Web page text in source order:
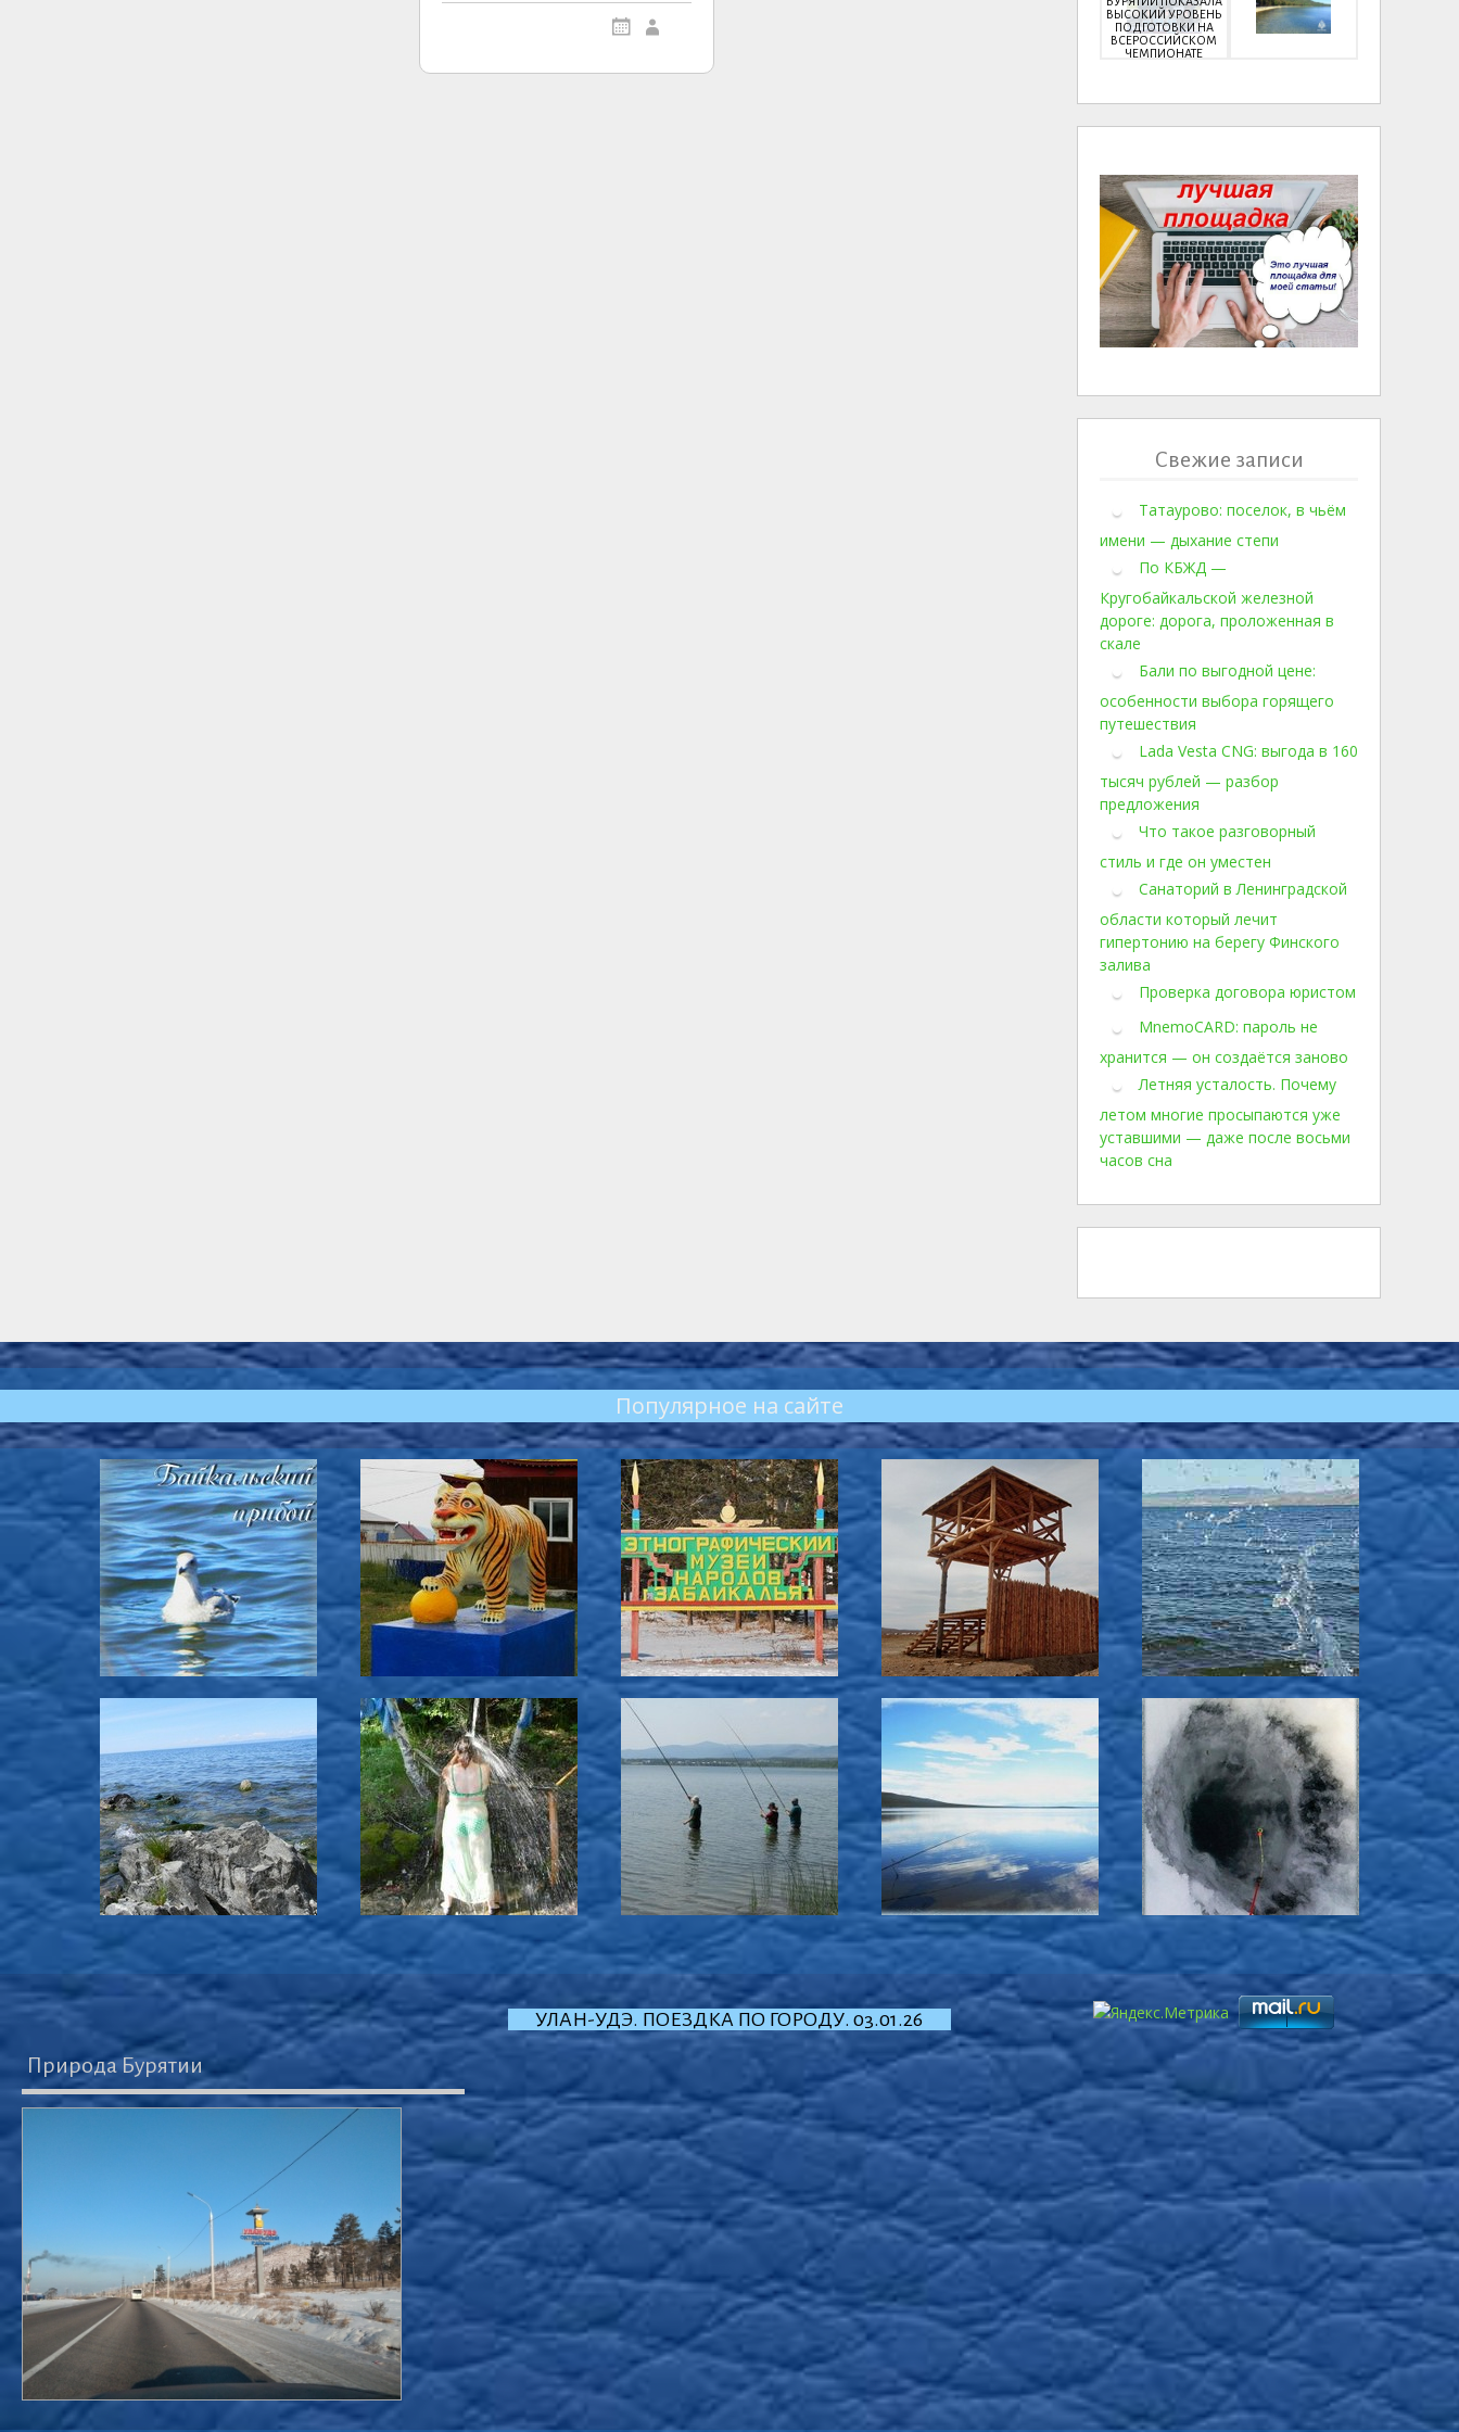
ВЫСОКИЙ УРОВЕНЬ
ПОДГОТОВКИ НА
ВСЕРОССИЙСКОМ
ЧЕМПИОНАТЕ
Свежие записи
Татаурово: поселок, в чьём
имени — дыхание степи
По КБЖД —
Кругобайкальской железной
дороге: дорога, проложенная в
скале
Бали по выгодной цене:
особенности выбора горящего
путешествия
Lada Vesta CNG: выгода в 160
тысяч рублей — разбор
предложения
Что такое разговорный
стиль и где он уместен
Санаторий в Ленинградской
области который лечит
гипертонию на берегу Финского
залива
Проверка договора юристом
MnemoCARD: пароль не
хранится — он создаётся заново
Летняя усталость. Почему
летом многие просыпаются уже
уставшими — даже после восьми
часов сна
Популярное на сайте
Природа Бурятии
УЛАН-УДЭ. ПОЕЗДКА ПО ГОРОДУ. 03.01.26